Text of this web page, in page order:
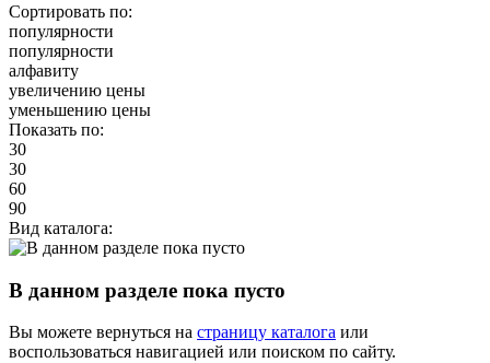
Сортировать по:
популярности
популярности
алфавиту
увеличению цены
уменьшению цены
Показать по:
30
30
60
90
Вид каталога:
В данном разделе пока пусто
Вы можете вернуться на страницу каталога или
воспользоваться навигацией или поиском по сайту.